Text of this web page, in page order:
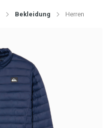
Bekleidung Herren